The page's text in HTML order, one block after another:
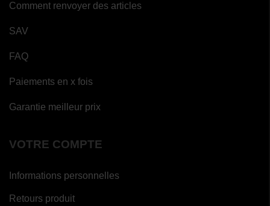
Comment renvoyer des articles
SAV
FAQ
Paiements en x fois
Garantie meilleur prix
VOTRE COMPTE
Informations personnelles
Retours produit